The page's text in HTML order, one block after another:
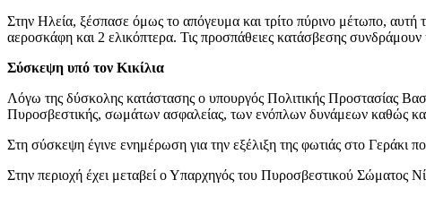
Στην Ηλεία, ξέσπασε όμως το απόγευμα και τρίτο πύρινο μέτωπο,
αεροσκάφη και 2 ελικόπτερα. Τις προσπάθειες κατάσβεσης
Σύσκεψη υπό τον Κικίλια
Λόγω της δύσκολης κατάστασης ο υπουργός Πολιτικής Προστασίας
Πυροσβεστικής, σωμάτων ασφαλείας, των ενόπλων δυνάμεων καθώς και
Στη σύσκεψη έγινε ενημέρωση για την εξέλιξη της φωτιάς στο Γεράκι
Στην περιοχή έχει μεταβεί ο Υπαρχηγός του Πυροσβεστικού Σώματος